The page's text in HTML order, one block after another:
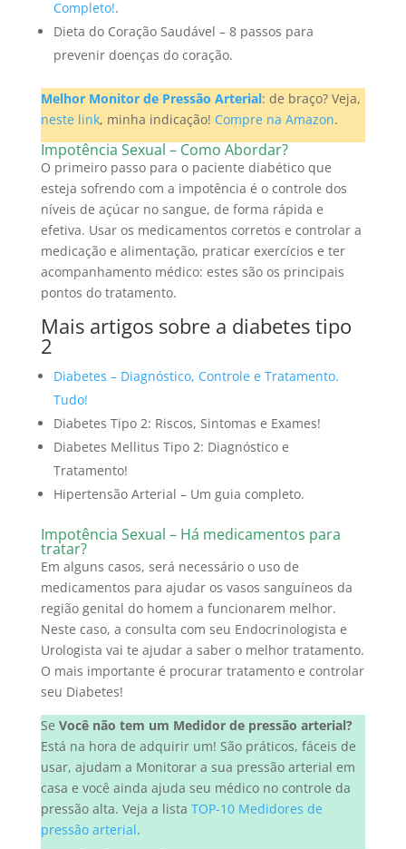
Completo!.
Dieta do Coração Saudável – 8 passos para
prevenir doenças do coração.
Melhor Monitor de Pressão Arterial: de braço? Veja,
neste link, minha indicação! Compre na Amazon.
Impotência Sexual – Como Abordar?
O primeiro passo para o paciente diabético que
esteja sofrendo com a impotência é o controle dos
níveis de açúcar no sangue, de forma rápida e
efetiva. Usar os medicamentos corretos e controlar a
medicação e alimentação, praticar exercícios e ter
acompanhamento médico: estes são os principais
pontos do tratamento.
Mais artigos sobre a diabetes tipo
2
Diabetes – Diagnóstico, Controle e Tratamento.
Tudo!
Diabetes Tipo 2: Riscos, Sintomas e Exames!
Diabetes Mellitus Tipo 2: Diagnóstico e
Tratamento!
Hipertensão Arterial – Um guia completo.
Impotência Sexual – Há medicamentos para
tratar?
Em alguns casos, será necessário o uso de
medicamentos para ajudar os vasos sanguíneos da
região genital do homem a funcionarem melhor.
Neste caso, a consulta com seu Endocrinologista e
Urologista vai te ajudar a saber o melhor tratamento.
O mais importante é procurar tratamento e controlar
seu Diabetes!
Se Você não tem um Medidor de pressão arterial?
Está na hora de adquirir um! São práticos, fáceis de
usar, ajudam a Monitorar a sua pressão arterial em
casa e você ainda ajuda seu médico no controle da
pressão alta. Veja a lista TOP-10 Medidores de
pressão arterial.